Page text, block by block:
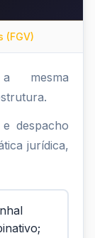
(FGV)
mesma
despacho
jurídica,